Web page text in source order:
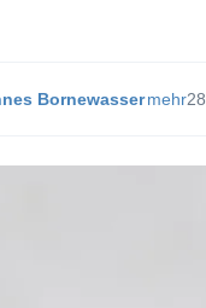
Bornewassermehr